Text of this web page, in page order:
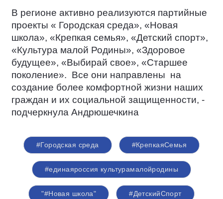
В регионе активно реализуются партийные
проекты « Городская среда», «Новая
школа», «Крепкая семья», «Детский спорт»,
«Культура малой Родины», «Здоровое
будущее», «Выбирай свое», «Старшее
поколение». Все они направлены на
создание более комфортной жизни наших
граждан и их социальной защищенности, -
подчеркнула Андрюшечкина
#Городская среда #КрепкаяСемья
#единаяроссия культурамалойродины
"#Новая школа" #ДетскийСпорт